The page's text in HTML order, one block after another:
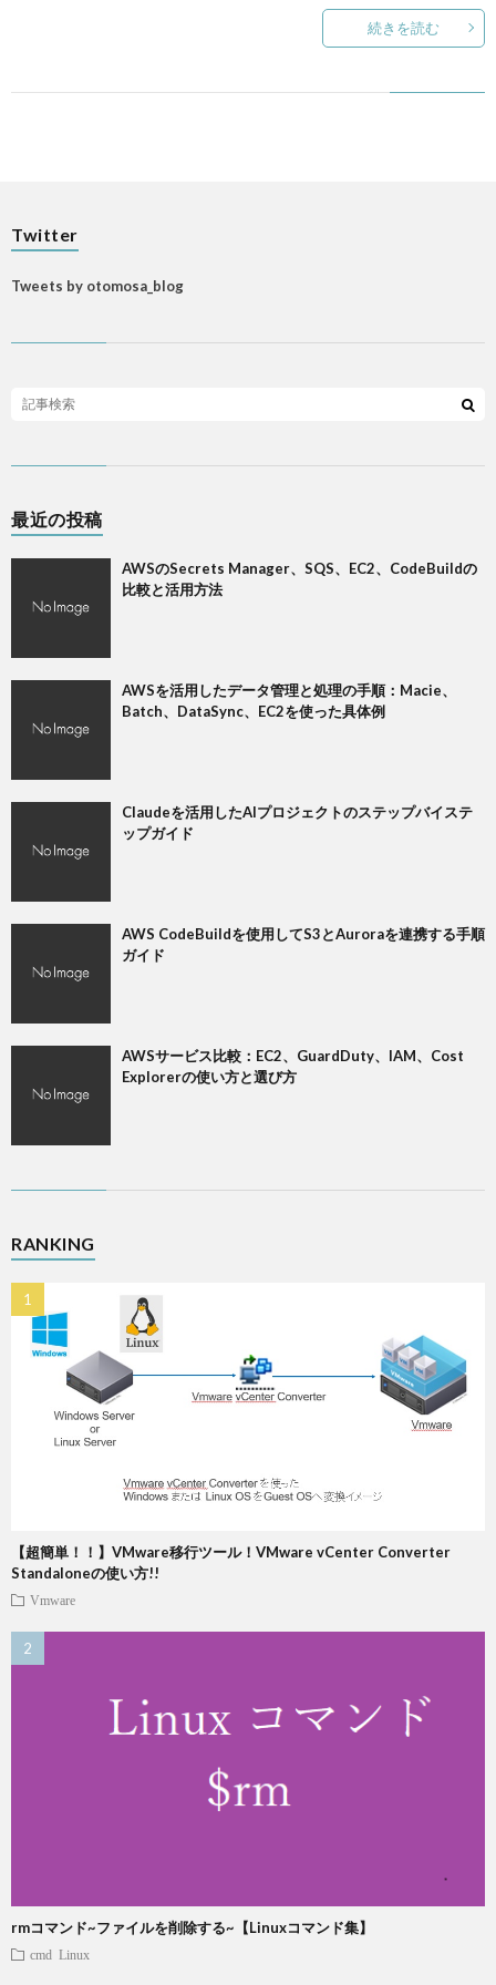
LIFE
続きを読む
Twitter
Tweets by otomosa_blog
最近の投稿
AWSのSecrets Manager、SQS、EC2、CodeBuildの
比較と活用方法
AWSを活用したデータ管理と処理の手順：Macie、
Batch、DataSync、EC2を使った具体例
Claudeを活用したAIプロジェクトのステップバイステ
ップガイド
AWS CodeBuildを使用してS3とAuroraを連携する手順
ガイド
AWSサービス比較：EC2、GuardDuty、IAM、Cost
Explorerの使い方と選び方
RANKING
【超簡単！！】VMware移行ツール！VMware vCenter Converter
Standaloneの使い方!!
Vmware
rmコマンド~ファイルを削除する~【Linuxコマンド集】
cmd Linux